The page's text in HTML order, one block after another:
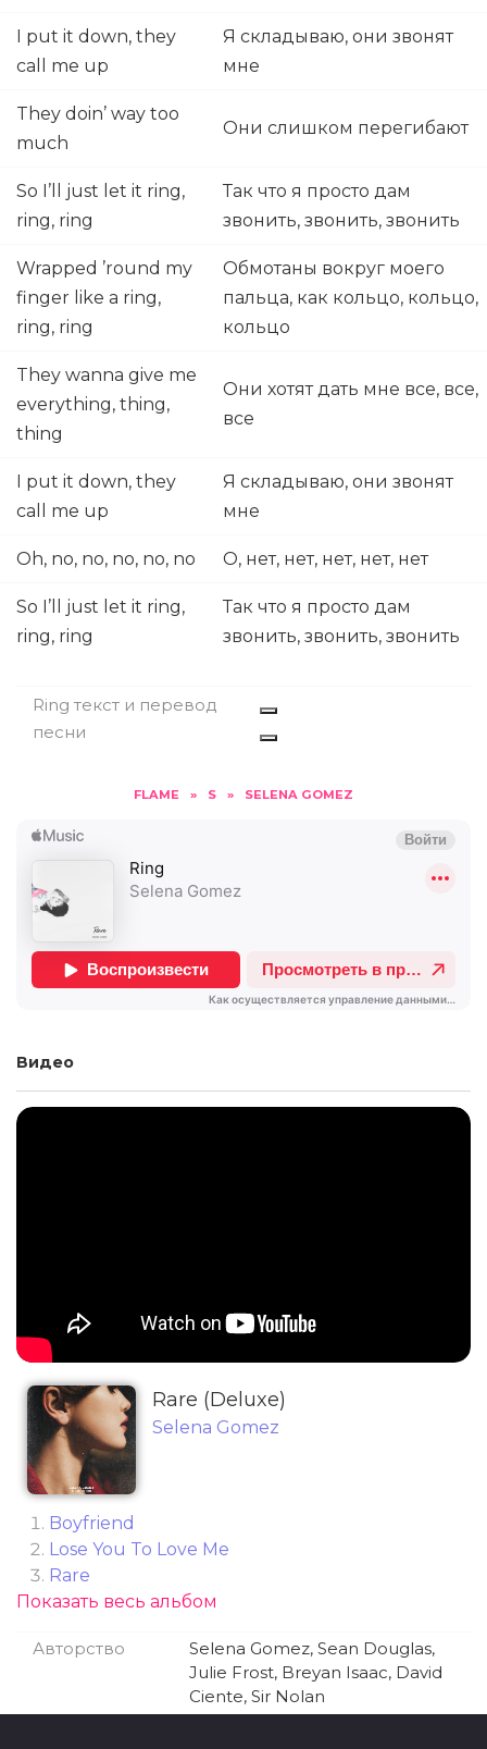
I put it down, they
call me up
Я складываю, они звонят
мне
They doin’ way too
much
Они слишком перегибают
So I’ll just let it ring,
ring, ring
Так что я просто дам
звонить, звонить, звонить
Wrapped ’round my
finger like a ring,
ring, ring
Обмотаны вокруг моего
пальца, как кольцо, кольцо,
кольцо
They wanna give me
everything, thing,
thing
Они хотят дать мне все, все,
все
I put it down, they
call me up
Я складываю, они звонят
мне
Oh, no, no, no, no, no О, нет, нет, нет, нет, нет
So I’ll just let it ring,
ring, ring
Так что я просто дам
звонить, звонить, звонить
Ring текст и перевод
песни
FLAME » S » SELENA GOMEZ
Видео
Rare (Deluxe)
Selena Gomez
Boyfriend
Lose You To Love Me
Rare
Souvenir
She
Crowded Room by Selena Gomez & 6LACK
Показать весь альбом
Авторство
Selena Gomez, Sean Douglas,
Julie Frost, Breyan Isaac, David
Ciente, Sir Nolan